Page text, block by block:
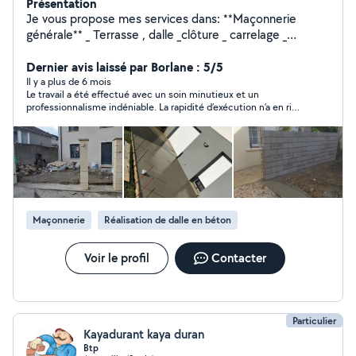
Je vous propose mes services dans: **Maçonnerie
générale** _ Terrasse , dalle _clôture _ carrelage _
**Rénovation intérieur ** _ murs ,cloison, séparation
_plâtrerie (murs ,plafonds en placo ba 13 ) _ rénove
cuisine ,douche,toilette, lavabo, ... _ sol , carrelage,
faïence, parquet, .. _ peinture Num: o6o5937528
Dernier avis laissé par Borlane : 5/5
Il y a plus de 6 mois
Le travail a été effectué avec un soin minutieux et un
professionnalisme indéniable. La rapidité d’exécution n’a en rien
su allier efficacité et savoir-faire pour mener à bien le projet
dans les délais convenus. Je suis pleinement satisfait du
résultat et recommande vivement leurs services pour toute
installation nécessitant rigueur et rapidité.
Maçonnerie Réalisation de dalle en béton
Voir le profil Contacter
Particulier
Kayadurant kaya duran
Btp